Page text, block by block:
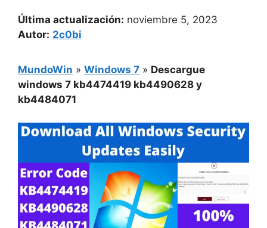
Última actualización: noviembre 5, 2023
Autor: 2c0bi
MundoWin » Windows 7 » Descargue
windows 7 kb4474419 kb4490628 y
kb4484071